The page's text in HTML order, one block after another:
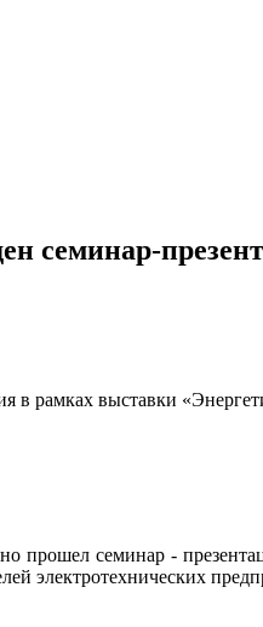
рамках выставки
прошел семинар -
электротехнических